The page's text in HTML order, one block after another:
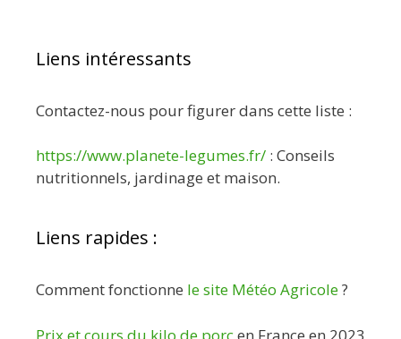
Liens intéressants
Contactez-nous pour figurer dans cette liste :
https://www.planete-legumes.fr/ : Conseils
nutritionnels, jardinage et maison.
Liens rapides :
Comment fonctionne le site Météo Agricole?
Prix et cours du kilo de porcen France en 2023